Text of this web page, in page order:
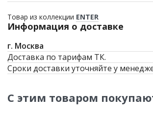
Товар из коллекции ENTER
Информация о доставке
г. Москва
Доставка по тарифам ТК.
Сроки доставки уточняйте у
С этим товаром